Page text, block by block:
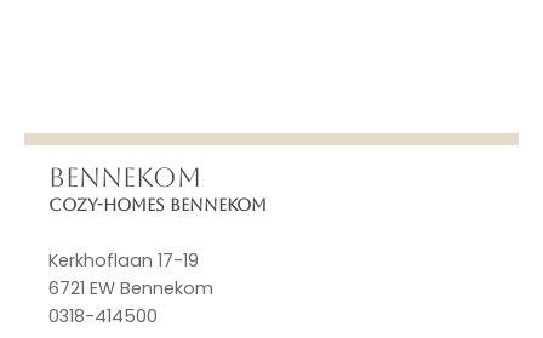
BENNEKOM
Cozy-Homes Bennekom
Kerkhoflaan 17-19
6721 EW Bennekom
0318-414500